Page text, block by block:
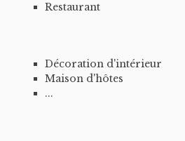
Restaurant
Décoration d'intérieur
Maison d'hôtes
...